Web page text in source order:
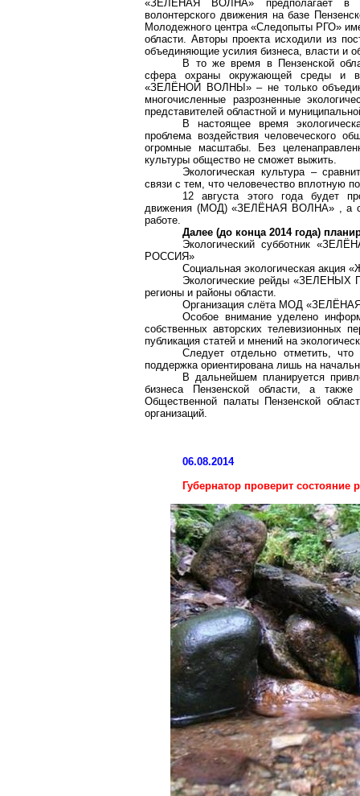
«ЗЕЛЁНАЯ ВОЛНА» предполагает в
волонтерского движения на базе
Молодежного центра «Следопыты РГО»
области. Авторы проекта исходили из
объединяющие усилия бизнеса, власти и
В то же время в Пензенской
сфера охраны окружающей среды и
«ЗЕЛЁНОЙ ВОЛНЫ» – не только
многочисленные разрозненные
представителей областной и
В настоящее время
проблема воздействия человеческого
огромные масштабы. Без
культуры общество не сможет выжить.
Экологическая культура –
связи с тем, что человечество вплотную
12 августа этого года будет
движения (МОД) «ЗЕЛЁНАЯ ВОЛНА» , а
работе.
Далее (до конца 2014 года)
Экологический субботник
РОССИЯ»
Социальная экологическая акция
Экологические рейды «ЗЕЛЕНЫХ
регионы и районы области.
Организация слёта МОД
Особое внимание уделено
собственных авторских телевизионных
публикация статей и мнений на
Следует отдельно отметить, что
поддержка ориентирована лишь на
В дальнейшем планируется
бизнеса Пензенской области, а
Общественной палаты Пензенской
организаций.
06.08.2014
Губернатор проверит